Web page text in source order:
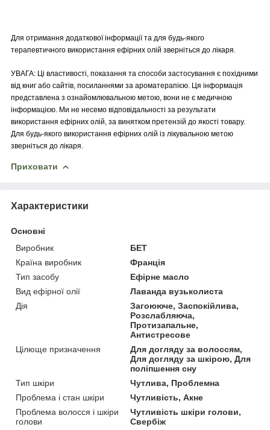
Для отримання додаткової інформації та для будь-якого
терапевтичного використання ефірних олій зверніться до лікаря.
УВАГА: Ці властивості, показання та способи застосування є похідними
від книг або сайтів, посиланнями за ароматерапією. Ця інформація
представлена з ознайомлювальною метою, вони не є медичною
інформацією. Ми не несемо відповідальності за результати
використання ефірних олій, за винятком претензій до якості товару.
Для будь-якого використання ефірних олій із лікувальною метою
зверніться до лікаря.
Приховати
Характеристики
Основні
Виробник
БЕТ
Країна виробник
Франція
Тип засобу
Ефірне масло
Вид ефірної олії
Лаванда вузьколиста
Дія
Загоююче, Заспокійлива,
Розслабляюча,
Протизапальне,
Антистресове
Цілюще призначення
Для догляду за волоссям,
Для догляду за шкірою, Для
поліпшення сну
Тип шкіри
Чутлива, Проблемна
Проблема і стан шкіри
Чутливість, Акне
Проблема волосся і шкіри
голови
Чутливість шкіри голови,
Свербіж